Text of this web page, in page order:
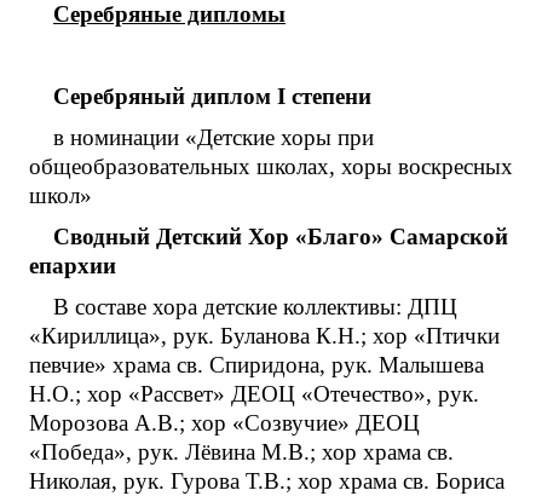
Серебряные дипломы
Серебряный диплом I степени
в номинации «Детские хоры при
общеобразовательных школах, хоры воскресных
школ»
Сводный Детский Хор «Благо» Самарской
епархии
В составе хора детские коллективы: ДПЦ
«Кириллица», рук. Буланова К.Н.; хор «Птички
певчие» храма св. Спиридона, рук. Малышева
Н.О.; хор «Рассвет» ДЕОЦ «Отечество», рук.
Морозова А.В.; хор «Созвучие» ДЕОЦ
«Победа», рук. Лёвина М.В.; хор храма св.
Николая, рук. Гурова Т.В.; хор храма св. Бориса